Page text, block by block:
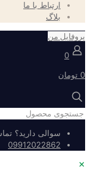
ارتباط با ما
بلاگ
پروفایل من
0
0 تومان
سوالی دارید؟
09912022862
✕